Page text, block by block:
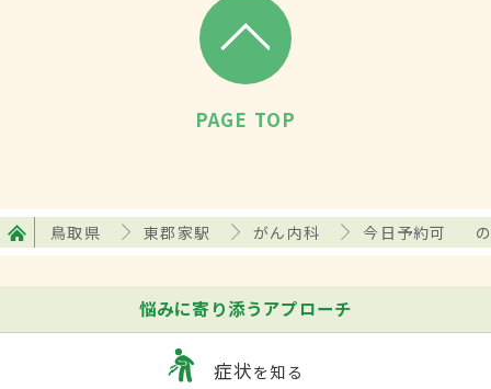
PAGE TOP
鳥取県 東郡家駅 がん内科 今日予約可
悩みに寄り添うアプローチ
症状を知る